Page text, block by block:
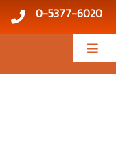
0-5377-6020